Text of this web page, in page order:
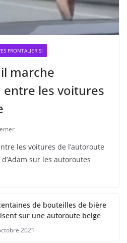
FRONTALIER SI
marche
les voitures
les voitures de l’autoroute
sur les autoroutes
de bouteilles de bière
sur une autoroute belge
2021